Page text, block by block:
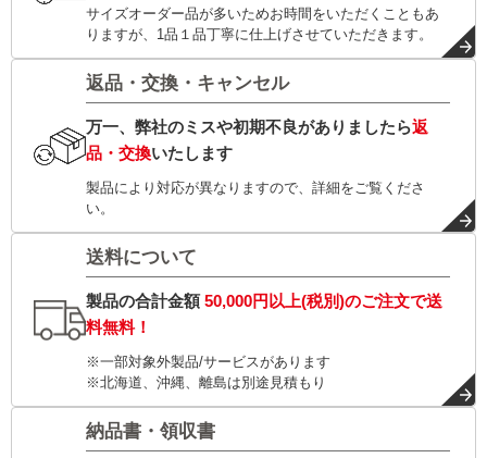
サイズオーダー品が多いためお時間をいただくこともあ
りますが、1品１品丁寧に仕上げさせていただきます。
返品・交換・キャンセル
万一、弊社のミスや初期不良がありましたら返
品・交換いたします
製品により対応が異なりますので、詳細をご覧くださ
い。
送料について
製品の合計金額50,000円以上(税別)のご注文で送
料無料！
※一部対象外製品/サービスがあります
※北海道、沖縄、離島は別途見積もり
納品書・領収書